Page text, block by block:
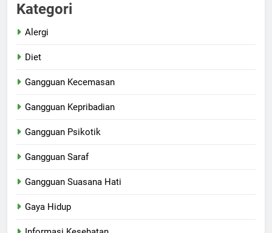
Kategori
Alergi
Diet
Gangguan Kecemasan
Gangguan Kepribadian
Gangguan Psikotik
Gangguan Saraf
Gangguan Suasana Hati
Gaya Hidup